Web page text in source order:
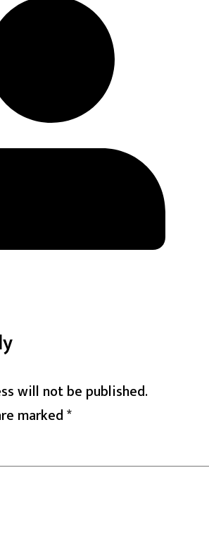
will not be published.
marked*